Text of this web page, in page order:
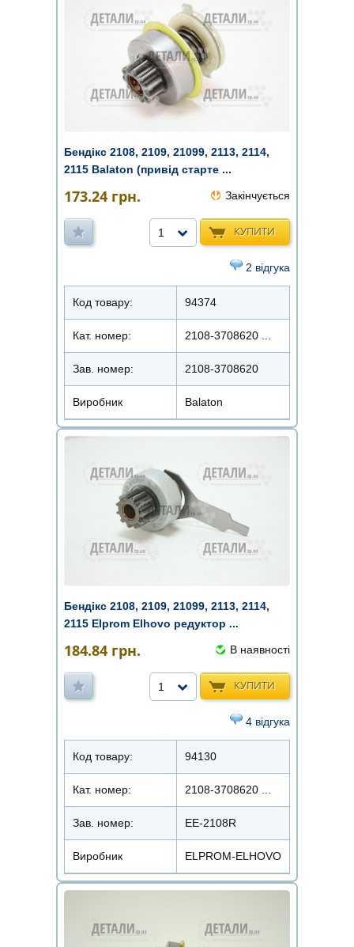
Бендікс 2108, 2109, 21099, 2113, 2114,
2115 Balaton (привід старте ...
173.24 грн. Закінчується
КУПИТИ
1
2 відгука
Код товару: 94374
Кат. номер: 2108-3708620 ...
Зав. номер: 2108-3708620
Виробник Balaton
Бендікс 2108, 2109, 21099, 2113, 2114,
2115 Elprom Elhovo редуктор ...
184.84 грн. В наявності
КУПИТИ
1
4 відгука
Код товару: 94130
Кат. номер: 2108-3708620 ...
Зав. номер: EE-2108R
Виробник ELPROM-ELHOVO